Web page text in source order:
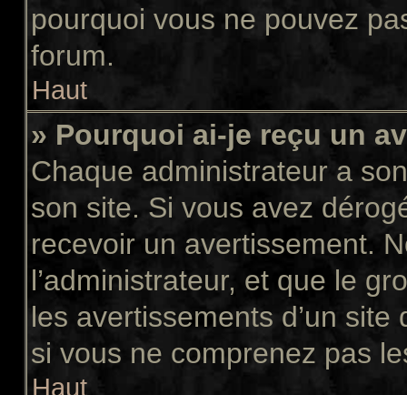
pourquoi vous ne pouvez
forum.
Haut
» Pourquoi ai-je reçu un
Chaque administrateur a
son site. Si vous avez
recevoir un avertissement.
l’administrateur, et que le
les avertissements d’un
si vous ne comprenez pas
Haut